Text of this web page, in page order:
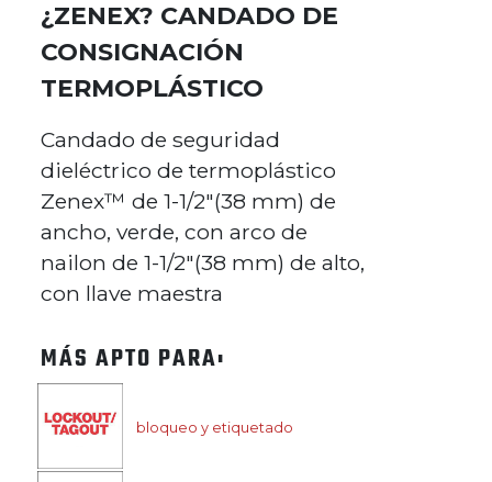
¿ZENEX? CANDADO DE
CONSIGNACIÓN
TERMOPLÁSTICO
Candado de seguridad
dieléctrico de termoplástico
Zenex™ de 1-1/2"(38 mm) de
ancho, verde, con arco de
nailon de 1-1/2"(38 mm) de alto,
con llave maestra​​​​​​​
MÁS APTO PARA:
bloqueo y etiquetado